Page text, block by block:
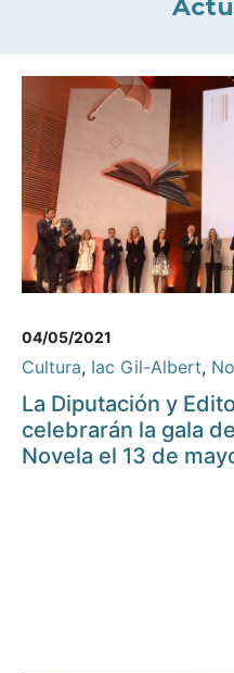
04/05/2021
Cultura, Iac Gil-Albert,
La Diputación y
celebrarán la gala
Novela el 13 de